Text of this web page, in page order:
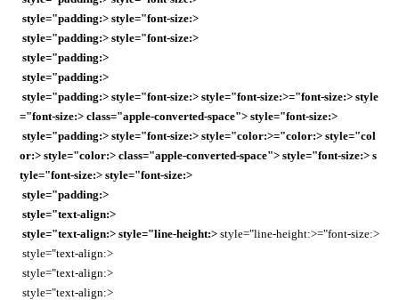
style="padding:> style="font-size:>
style="padding:> style="font-size:>
style="padding:>
style="padding:>
style="padding:> style="font-size:> style="font-size:>="font-size:> style
="font-size:> class="apple-converted-space"> style="font-size:>
style="padding:> style="font-size:> style="color:>="color:> style="col
or:> style="color:> class="apple-converted-space"> style="font-size:> s
tyle="font-size:> style="font-size:>
style="padding:>
style="text-align:>
style="text-align:> style="line-height:> style="line-height:>="font-size:>
style="text-align:>
style="text-align:>
style="text-align:>